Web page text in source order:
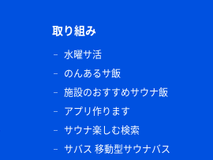
取り組み
水曜サ活
のんあるサ飯
施設のおすすめサウナ飯
アプリ作ります
サウナ楽しむ検索
サバス 移動型サウナバス